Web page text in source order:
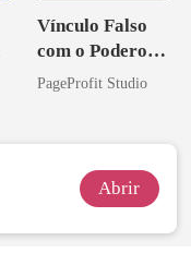
Vínculo Falso
com o Poderoso
Inimigo do Meu
PageProfit Studio
Abrir